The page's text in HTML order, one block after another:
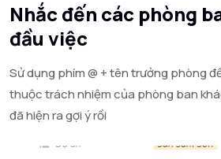
Nhắc đến các phòng
đầu việc
Sử dụng phím @ + tên trưởng phòng
thuộc trách nhiệm của phòng ban
đã hiện ra gợi ý rồi